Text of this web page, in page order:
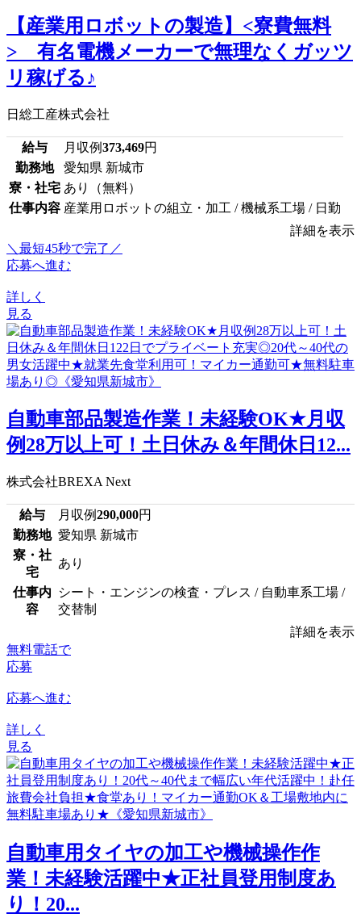
【産業用ロボットの製造】<寮費無料
> 有名電機メーカーで無理なくガッツ
リ稼げる♪
日総工産株式会社
給与 月収例373,469円
勤務地
愛知県 新城市
寮・社宅 あり（無料）
仕事内容 産業用ロボットの組立・加工 / 機械系工場 / 日勤
詳細を表示
＼最短45秒で完了／
応募へ進む
詳しく
見る
自動車部品製造作業！未経験OK★月収
例28万以上可！土日休み＆年間休日12...
株式会社BREXA Next
給与 月収例290,000円
勤務地 愛知県 新城市
寮・社
宅
あり
仕事内
容
シート・エンジンの検査・プレス / 自動車系工場 /
交替制
詳細を表示
無料電話で
応募
応募へ進む
詳しく
見る
自動車用タイヤの加工や機械操作作
業！未経験活躍中★正社員登用制度あ
り！20...